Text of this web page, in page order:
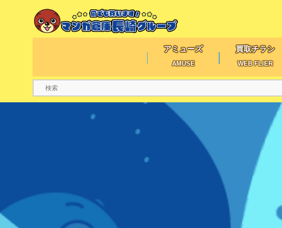
アミューズ
AMUSE
買取チラシ
WEB FLIER